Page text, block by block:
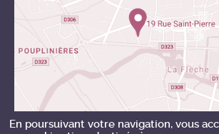
En poursuivant votre navigation, vous